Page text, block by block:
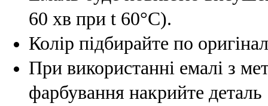
60 хв при t 60°C).
Колір підбирайте по
При використанні емалі з
фарбування накрийте